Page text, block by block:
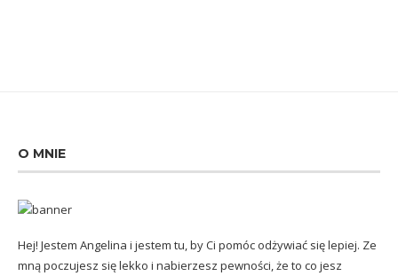
O MNIE
Hej! Jestem Angelina i jestem tu, by Ci pomóc odżywiać się lepiej. Ze
mną poczujesz się lekko i nabierzesz pewności, że to co jesz